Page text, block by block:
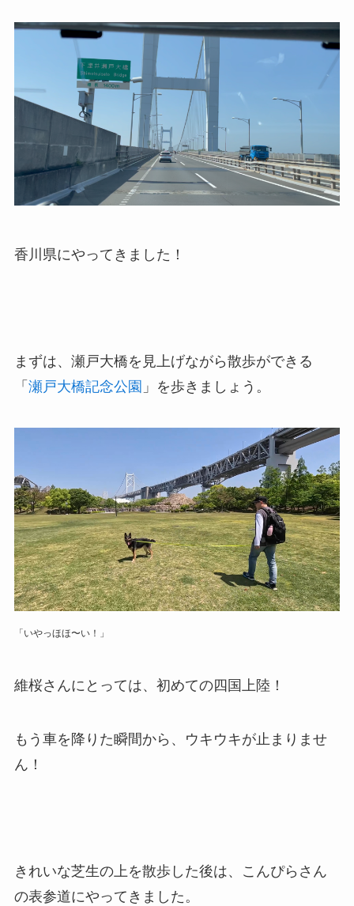
香川県にやってきました！
まずは、瀬戸大橋を見上げながら散歩ができる
「 瀬戸大橋記念公園 」を歩きましょう。
「いやっほほ〜い！」
維桜さんにとっては、初めての四国上陸！
もう車を降りた瞬間から、ウキウキが止まりませ
ん！
きれいな芝生の上を散歩した後は、こんぴらさん
の表参道にやってきました。